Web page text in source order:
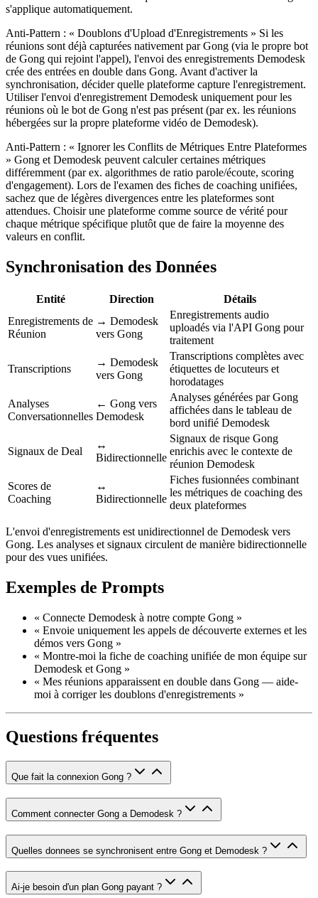
s'applique automatiquement.
Anti-Pattern : « Doublons d'Upload d'Enregistrements » Si les
réunions sont déjà capturées nativement par Gong (via le propre bot
de Gong qui rejoint l'appel), l'envoi des enregistrements Demodesk
crée des entrées en double dans Gong. Avant d'activer la
synchronisation, décider quelle plateforme capture l'enregistrement.
Utiliser l'envoi d'enregistrement Demodesk uniquement pour les
réunions où le bot de Gong n'est pas présent (par ex. les réunions
hébergées sur la propre plateforme vidéo de Demodesk).
Anti-Pattern : « Ignorer les Conflits de Métriques Entre Plateformes
» Gong et Demodesk peuvent calculer certaines métriques
différemment (par ex. algorithmes de ratio parole/écoute, scoring
d'engagement). Lors de l'examen des fiches de coaching unifiées,
sachez que de légères divergences entre les plateformes sont
attendues. Choisir une plateforme comme source de vérité pour
chaque métrique spécifique plutôt que de faire la moyenne des
valeurs en conflit.
Synchronisation des Données
Entité Direction
Détails
Enregistrements de
Réunion
→ Demodesk
vers Gong
Enregistrements audio
uploadés via l'API Gong pour
traitement
Transcriptions
→ Demodesk
vers Gong
Transcriptions complètes avec
étiquettes de locuteurs et
horodatages
Analyses
Conversationnelles
← Gong vers
Demodesk
Analyses générées par Gong
affichées dans le tableau de
bord unifié Demodesk
Signaux de Deal
↔
Bidirectionnelle
Signaux de risque Gong
enrichis avec le contexte de
réunion Demodesk
Scores de
Coaching
↔
Bidirectionnelle
Fiches fusionnées combinant
les métriques de coaching des
deux plateformes
L'envoi d'enregistrements est unidirectionnel de Demodesk vers
Gong. Les analyses et signaux circulent de manière bidirectionnelle
pour des vues unifiées.
Exemples de Prompts
« Connecte Demodesk à notre compte Gong »
« Envoie uniquement les appels de découverte externes et les
démos vers Gong »
« Montre-moi la fiche de coaching unifiée de mon équipe sur
Demodesk et Gong »
« Mes réunions apparaissent en double dans Gong — aide-
moi à corriger les doublons d'enregistrements »
Questions fréquentes
Que fait la connexion Gong ?
Comment connecter Gong a Demodesk ?
Quelles donnees se synchronisent entre Gong et Demodesk ?
Ai-je besoin d'un plan Gong payant ?